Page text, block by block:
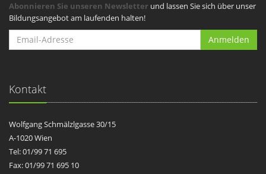
Abonnieren Sie unseren Newsletter und lassen Sie sich über unser
Bildungsangebot am laufenden halten!
Anmelden
Kontakt
Wolfgang Schmälzlgasse 30/15
A-1020 Wien
Tel: 01/99 71 695
Fax: 01/99 71 695 10